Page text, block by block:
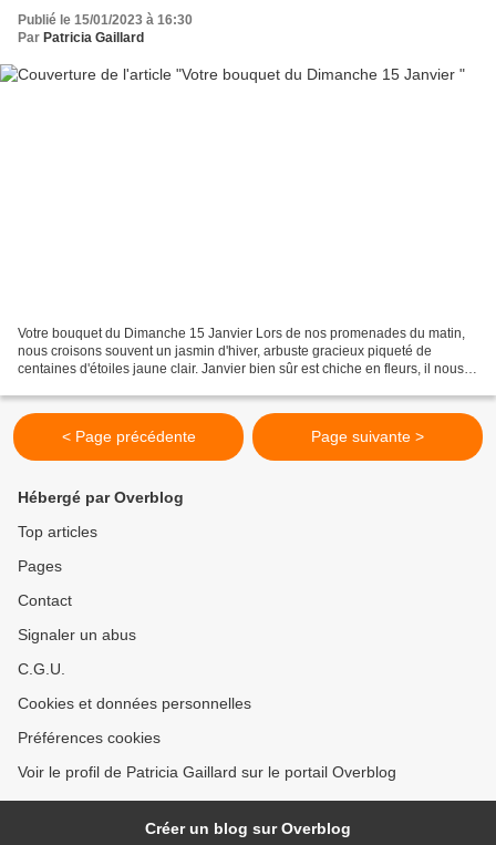
Publié le 15/01/2023 à 16:30
Par Patricia Gaillard
Votre bouquet du Dimanche 15 Janvier Lors de nos promenades du matin,
nous croisons souvent un jasmin d'hiver, arbuste gracieux piqueté de
centaines d'étoiles jaune clair. Janvier bien sûr est chiche en fleurs, il nous
< Page précédente Page suivante >
Hébergé par Overblog
Top articles
Pages
Contact
Signaler un abus
C.G.U.
Cookies et données personnelles
Préférences cookies
Voir le profil de Patricia Gaillard sur le portail Overblog
Créer un blog sur Overblog